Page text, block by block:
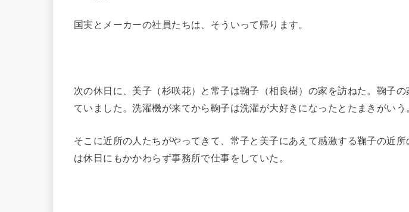
国実とメーカーの社員たちは、そういって帰ります。
次の休日に、美子（杉咲花）と常子は鞠子（相良樹）の家を訪ねた。鞠子
ていました。洗濯機が来てから鞠子は洗濯が大好きになったとたまきがいう
そこに近所の人たちがやってきて、常子と美子にあえて感激する鞠子の近
は休日にもかかわらず事務所で仕事をしていた。